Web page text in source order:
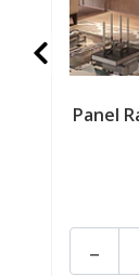
Panel
-